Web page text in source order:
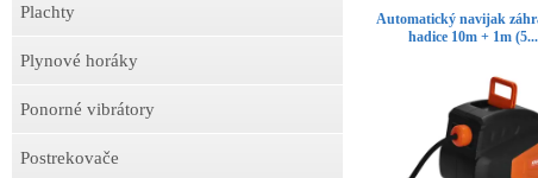
Plachty
Plynové horáky
Ponorné vibrátory
Postrekovače
Automatický navijak
hadice 10m + 1m (5...